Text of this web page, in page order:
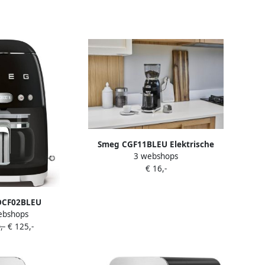
10 Koppen
€ 125,-
Smeg CGF11BLEU Elektrische
Koffiemolen Koffiebonenmaler 30
Maalstanden RVS Kegelmaalwerk
3 webshops
€ 16,-